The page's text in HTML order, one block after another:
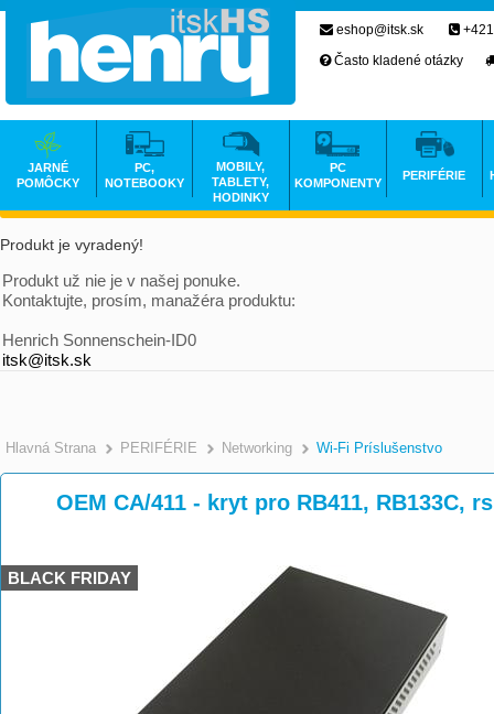
Produkt je vyradený!
Produkt už nie je v našej ponuke.
Kontaktujte, prosím, manažéra produktu:
Henrich Sonnenschein-ID0
itsk@itsk.sk
Hlavná Strana >
PERIFÉRIE >
Networking >
Wi-Fi Príslušenstvo
OEM CA/411 - kryt pro RB411, RB133C,
BLACK FRIDAY
eshop@itsk.sk
Často kladené otázky
JARNÉ
POMÔCKY
PC,
NOTEBOOKY
MOBILY,
TABLETY,
HODINKY
PC
KOMPONENTY
PERIFÉRIE